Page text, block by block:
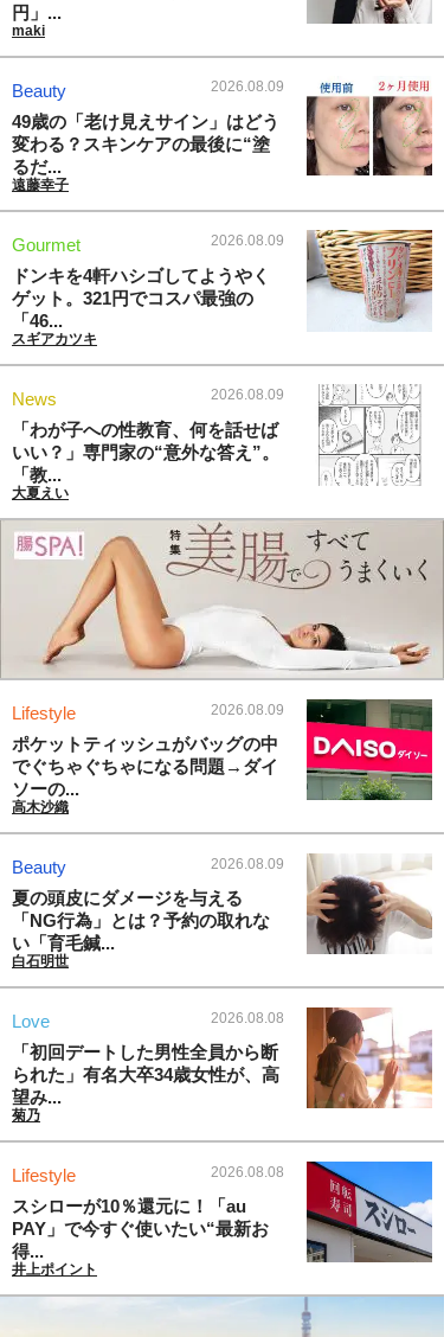
円」...
maki
Beauty 2026.08.09
49歳の「老け見えサイン」はどう
変わる？スキンケアの最後に“塗
るだ...
遠藤幸子
Gourmet 2026.08.09
ドンキを4軒ハシゴしてようやく
ゲット。321円でコスパ最強の
「46...
スギアカツキ
News 2026.08.09
「わが子への性教育、何を話せば
いい？」専門家の“意外な答え”。
「教...
大夏えい
Lifestyle 2026.08.09
ポケットティッシュがバッグの中
でぐちゃぐちゃになる問題→ダイ
ソーの...
高木沙織
Beauty 2026.08.09
夏の頭皮にダメージを与える
「NG行為」とは？予約の取れな
い「育毛鍼...
白石明世
Love 2026.08.08
「初回デートした男性全員から断
られた」有名大卒34歳女性が、高
望み...
菊乃
Lifestyle 2026.08.08
スシローが10％還元に！「au
PAY」で今すぐ使いたい“最新お
得...
井上ポイント